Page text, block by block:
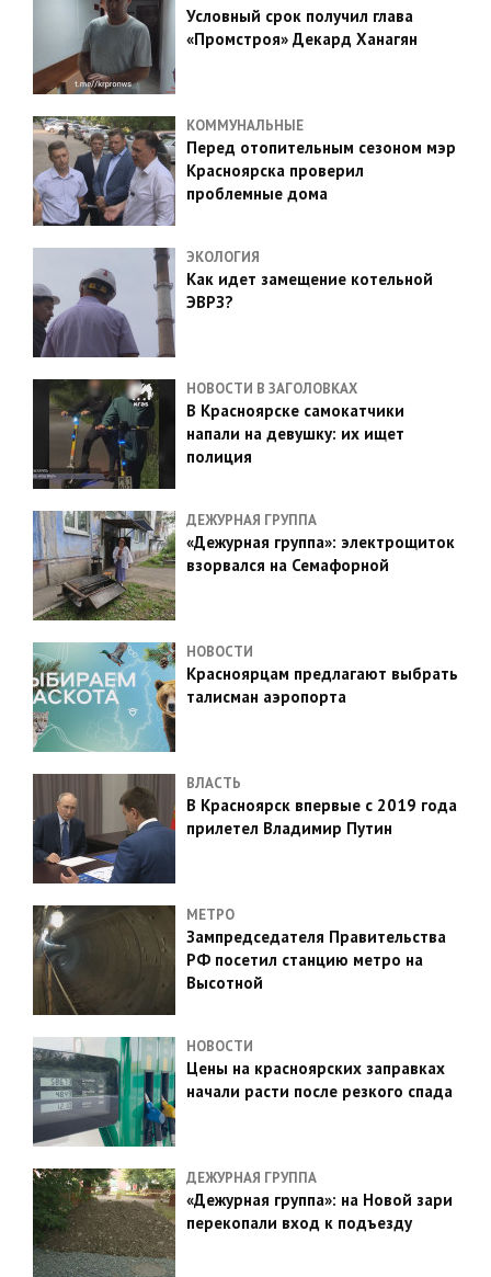
Условный срок получил глава
«Промстроя» Декард Ханагян
КОММУНАЛЬНЫЕ
Перед отопительным сезоном мэр
Красноярска проверил
проблемные дома
ЭКОЛОГИЯ
Как идет замещение котельной
ЭВРЗ?
НОВОСТИ В ЗАГОЛОВКАХ
В Красноярске самокатчики
напали на девушку: их ищет
полиция
ДЕЖУРНАЯ ГРУППА
«Дежурная группа»: электрощиток
взорвался на Семафорной
НОВОСТИ
Красноярцам предлагают выбрать
талисман аэропорта
ВЛАСТЬ
В Красноярск впервые с 2019 года
прилетел Владимир Путин
МЕТРО
Зампредседателя Правительства
РФ посетил станцию метро на
Высотной
НОВОСТИ
Цены на красноярских заправках
начали расти после резкого спада
ДЕЖУРНАЯ ГРУППА
«Дежурная группа»: на Новой зари
перекопали вход к подъезду